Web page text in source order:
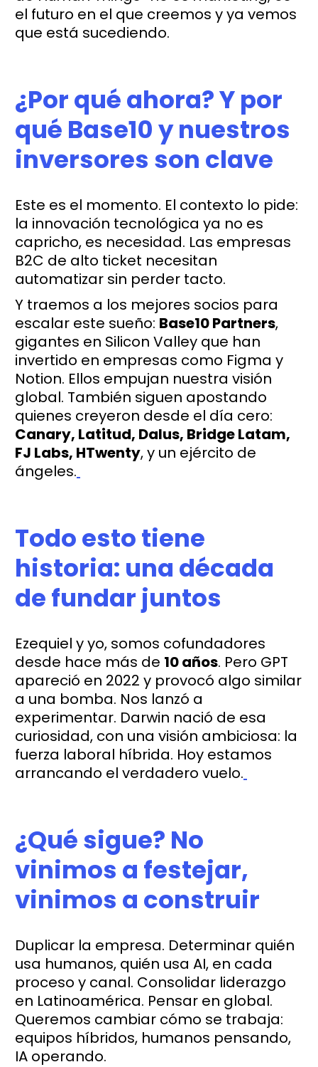
el futuro en el que creemos y ya vemos
que está sucediendo.
¿Por qué ahora? Y por
qué Base10 y nuestros
inversores son clave
Este es el momento. El contexto lo pide:
la innovación tecnológica ya no es
capricho, es necesidad. Las empresas
B2C de alto ticket necesitan
automatizar sin perder tacto.
Y traemos a los mejores socios para
escalar este sueño: Base10 Partners,
gigantes en Silicon Valley que han
invertido en empresas como Figma y
Notion. Ellos empujan nuestra visión
global. También siguen apostando
quienes creyeron desde el día cero:
Canary, Latitud, Dalus, Bridge Latam,
FJ Labs, HTwenty, y un ejército de
ángeles.
Todo esto tiene
historia: una década
de fundar juntos
Ezequiel y yo, somos cofundadores
desde hace más de 10 años. Pero GPT
apareció en 2022 y provocó algo similar
a una bomba. Nos lanzó a
experimentar. Darwin nació de esa
curiosidad, con una visión ambiciosa: la
fuerza laboral híbrida. Hoy estamos
arrancando el verdadero vuelo.
¿Qué sigue? No
vinimos a festejar,
vinimos a construir
Duplicar la empresa. Determinar quién
usa humanos, quién usa AI, en cada
proceso y canal. Consolidar liderazgo
en Latinoamérica. Pensar en global.
Queremos cambiar cómo se trabaja:
equipos híbridos, humanos pensando,
IA operando.